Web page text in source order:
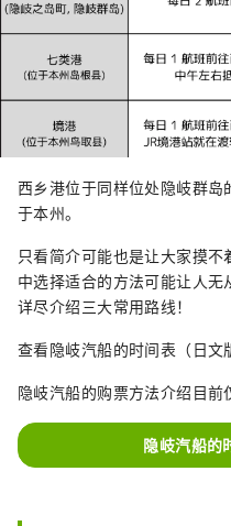
西乡港位于同样位处隐岐群
于本州。
只看简介可能也是让大家摸
中选择适合的方法可能让人
详尽介绍三大常用路线！
查看隐岐汽船的时间表（日文
隐岐汽船的购票方法介绍目前
隐岐汽船的